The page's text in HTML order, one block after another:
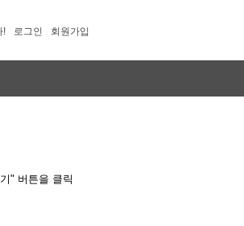
! 로그인 회원가입
" 버튼을 클릭